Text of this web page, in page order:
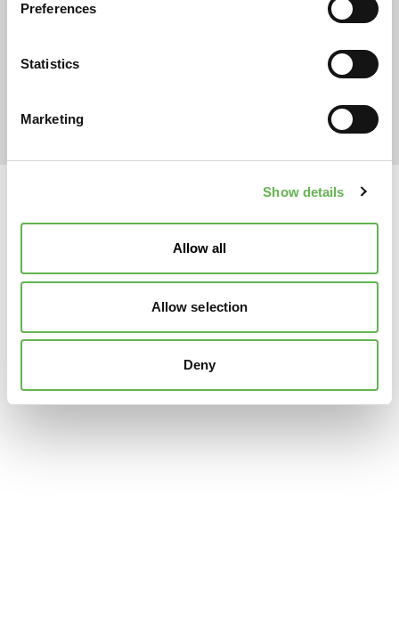
Preferences
Statistics
Marketing
Show details
Allow all
Allow selection
Deny